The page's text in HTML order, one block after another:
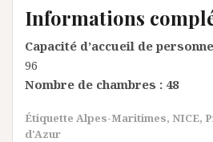
Informations
Capacité d’accueil de
96
Nombre de chambres : 48
Étiquette Alpes-Maritimes, NICE,
d'Azur